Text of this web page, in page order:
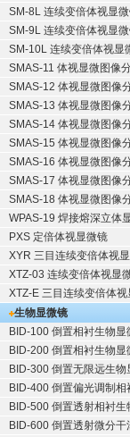
SM-8L 连续变倍体视显
SM-9L 连续变倍体视显
SM-10L 连续变倍体视显
SMAS-11 体视显微图像
SMAS-12 体视显微图像
SMAS-13 体视显微图像
SMAS-14 体视显微图像
SMAS-15 体视显微图像
SMAS-16 体视显微图像
SMAS-17 体视显微图像
SMAS-18 体视显微图像
WPAS-19 焊接熔深立体
PXS 定倍体视显微镜
XYR 三目连续变倍体视
XTZ-03 连续变倍体视显
XTZ-E 三目连续变倍体视
生物显微镜
BID-100 倒置相衬生物显
BID-200 倒置相衬生物显
BID-300 倒置无限远生物
BID-400 倒置偏光调制
BID-500 倒置透射相衬生
BID-600 倒置透射微分